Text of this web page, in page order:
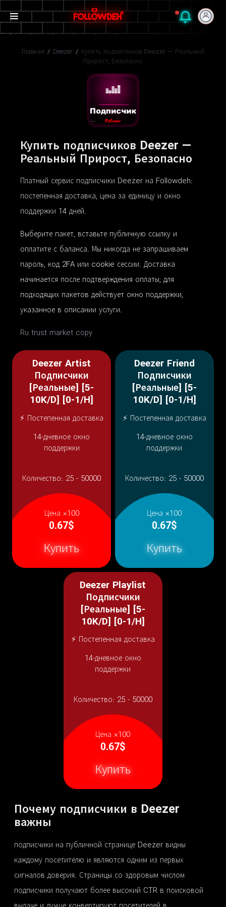
Главная / Deezer / Купить подписчиков Deezer — Реальный
Прирост, Безопасно
Купить подписчиков Deezer —
Реальный Прирост, Безопасно
Платный сервис подписчики Deezer на Followdeh:
постепенная доставка, цена за единицу и окно
поддержки 14 дней.
Выберите пакет, вставьте публичную ссылку и
оплатите с баланса. Мы никогда не запрашиваем
пароль, код 2FA или cookie сессии. Доставка
начинается после подтверждения оплаты; для
подходящих пакетов действует окно поддержки,
указанное в описании услуги.
Ru trust market copy
Deezer Artist
Подписчики
[Реальные] [5-
10K/D] [0-1/H]
⚡ Постепенная доставка
14-дневное окно
поддержки
Количество: 25 - 50000
Цена ×100
0.67$
Купить
Deezer Friend
Подписчики
[Реальные] [5-
10K/D] [0-1/H]
⚡ Постепенная доставка
14-дневное окно
поддержки
Количество: 25 - 50000
Цена ×100
0.67$
Купить
Deezer Playlist
Подписчики
[Реальные] [5-
10K/D] [0-1/H]
⚡ Постепенная доставка
14-дневное окно
поддержки
Количество: 25 - 50000
Цена ×100
0.67$
Купить
Почему подписчики в Deezer
важны
подписчики на публичной странице Deezer видны
каждому посетителю и являются одним из первых
сигналов доверия. Страницы со здоровым числом
подписчики получают более высокий CTR в поисковой